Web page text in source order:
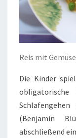
Reis mit
Die Kinder
(Benjamin
abschließend